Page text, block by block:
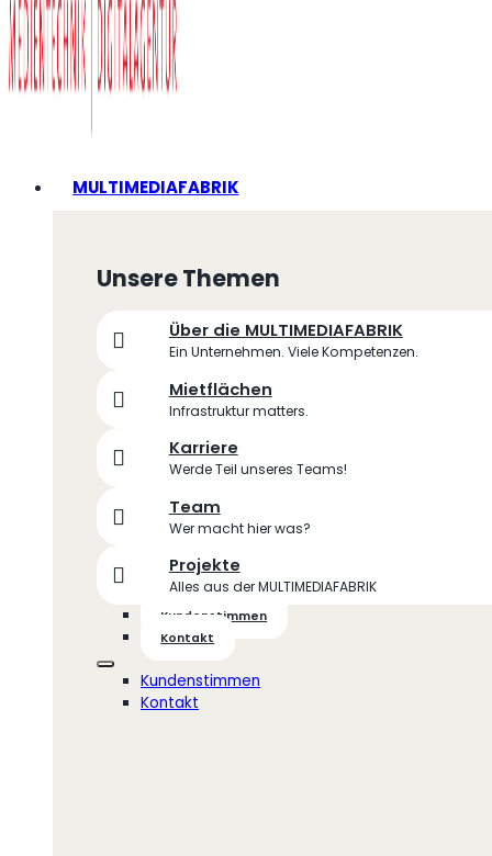
MULTIMEDIAFABRIK
Unsere Themen
Über die MULTIMEDIAFABRIK
Ein Unternehmen. Viele Kompetenzen.
Mietflächen
Infrastruktur matters.
Karriere
Werde Teil unseres Teams!
Team
Wer macht hier was?
Projekte
Alles aus der MULTIMEDIAFABRIK
Kundenstimmen
Kontakt
Kundenstimmen
Kontakt